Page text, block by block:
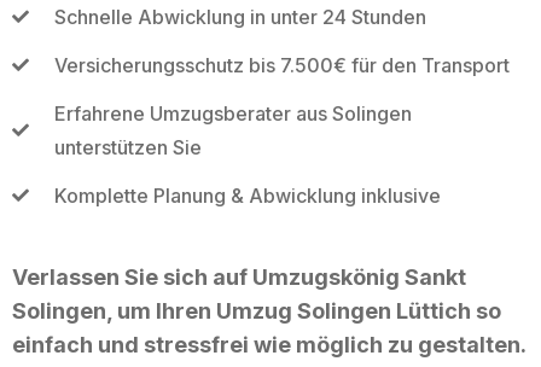
Schnelle Abwicklung in unter 24 Stunden
Versicherungsschutz bis 7.500€ für den Transport
Erfahrene Umzugsberater aus Solingen
unterstützen Sie
Komplette Planung & Abwicklung inklusive
Verlassen Sie sich auf Umzugskönig Sankt
Solingen, um Ihren Umzug Solingen Lüttich so
einfach und stressfrei wie möglich zu gestalten.